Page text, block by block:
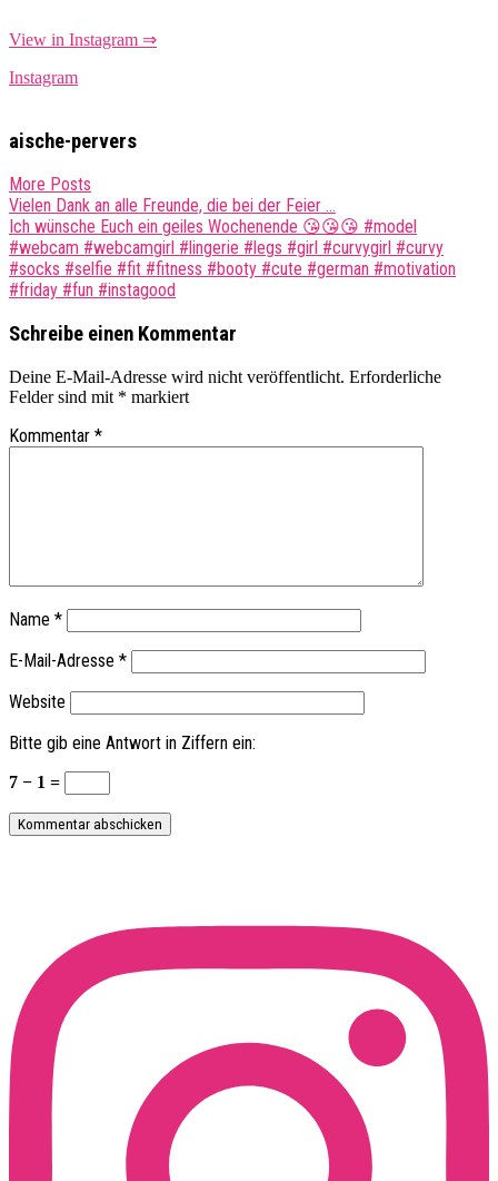
View in Instagram ⇒
Instagram
aische-pervers
More Posts
Post
navigation
Vielen Dank an alle Freunde, die bei der Feier …
Ich wünsche Euch ein geiles Wochenende 😘😘😘 #model
#webcam #webcamgirl #lingerie #legs #girl #curvygirl #curvy
#socks #selfie #fit #fitness #booty #cute #german #motivation
#friday #fun #instagood
Schreibe einen Kommentar
Deine E-Mail-Adresse wird nicht veröffentlicht. Erforderliche
Felder sind mit * markiert
Kommentar *
Name *
E-Mail-Adresse *
Website
Bitte gib eine Antwort in Ziffern ein:
7 − 1 =